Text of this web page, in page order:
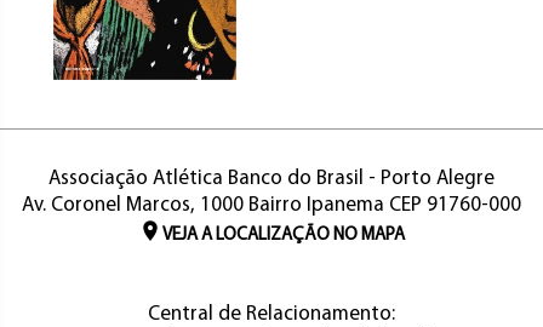
Associação Atlética Banco do Brasil - Porto Alegre
Av. Coronel Marcos, 1000 Bairro Ipanema CEP 91760-000
VEJA A LOCALIZAÇÃO NO MAPA
Central de Relacionamento: